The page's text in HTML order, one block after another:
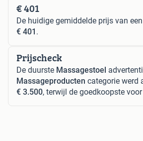
€ 401
De huidige gemiddelde prijs van een
€ 401 .
Prijscheck
De duurste Massagestoel
Massageproducten categorie werd
€ 3.500, terwijl de goedkoopste voor